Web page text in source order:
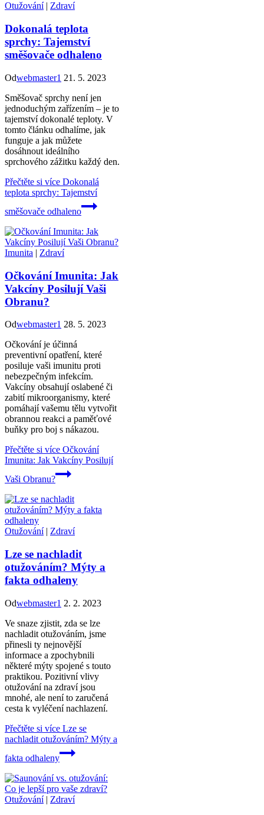
Otužování| Zdraví
Dokonalá teplota
sprchy: Tajemství
směšovače odhaleno
Odwebmaster1 21. 5. 2023
Směšovač sprchy není jen
jednoduchým zařízením – je to
tajemství dokonalé teploty. V
tomto článku odhalíme, jak
funguje a jak můžete
dosáhnout ideálního
sprchového zážitku každý den.
Přečtěte si více Dokonalá
teplota sprchy: Tajemství
směšovače odhaleno
Imunita | Zdraví
Očkování Imunita: Jak
Vakcíny Posilují Vaši
Obranu?
Odwebmaster1 28. 5. 2023
Očkování je účinná
preventivní opatření, které
posiluje vaši imunitu proti
nebezpečným infekcím.
Vakcíny obsahují oslabené či
zabití mikroorganismy, které
pomáhají vašemu tělu vytvořit
obrannou reakci a paměťové
buňky pro boj s nákazou.
Přečtěte si více Očkování
Imunita: Jak Vakcíny Posilují
Vaši Obranu?
Otužování| Zdraví
Lze se nachladit
otužováním? Mýty a
fakta odhaleny
Odwebmaster1 2. 2. 2023
Ve snaze zjistit, zda se lze
nachladit otužováním, jsme
přinesli ty nejnovější
informace a zpochybnili
některé mýty spojené s touto
praktikou. Pozitivní vlivy
otužování na zdraví jsou
mnohé, ale není to zaručená
cesta k vyléčení nachlazení.
Přečtěte si více Lze se
nachladit otužováním? Mýty a
fakta odhaleny
Otužování| Zdraví